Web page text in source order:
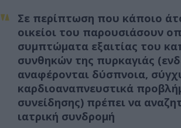
Σε περίπτωση που κάποιο
οικείοι του παρουσιάσουν
συμπτώματα εξαιτίας του
συνθηκών της πυρκαγιάς
αναφέρονται δύσπνοια,
καρδιοαναπνευστικά
συνείδησης) πρέπει να
ιατρική συνδρομή